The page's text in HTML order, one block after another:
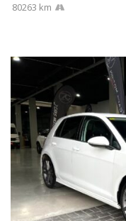
80263 km